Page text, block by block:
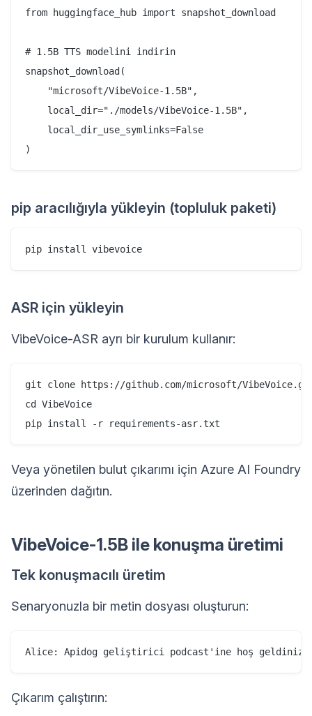
from huggingface_hub import snapshot_download
# 1.5B TTS modelini indirin
snapshot_download(
    "microsoft/VibeVoice-1.5B",
    local_dir="./models/VibeVoice-1.5B",
    local_dir_use_symlinks=False
pip aracılığıyla yükleyin (topluluk paketi)
ASR için yükleyin
VibeVoice-ASR ayrı bir kurulum kullanır:
git clone https://github.com/microsoft/
cd VibeVoice
Veya yönetilen bulut çıkarımı için Azure AI Foundry
üzerinden dağıtın.
VibeVoice-1.5B ile konuşma üretimi
Tek konuşmacılı üretim
Senaryonuzla bir metin dosyası oluşturun:
Çıkarım çalıştırın: